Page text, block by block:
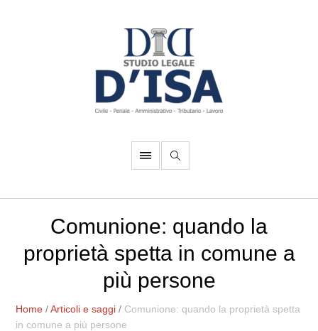
Comunione: quando la
proprietà spetta in comune a
più persone
Home /Articoli e saggi / Comunione: quando la proprietà spetta
in comune a più persone